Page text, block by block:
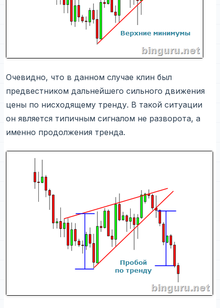
Очевидно, что в данном случае клин был
предвестником дальнейшего сильного движения
цены по нисходящему тренду. В такой ситуации
он является типичным сигналом не разворота, а
именно продолжения тренда.